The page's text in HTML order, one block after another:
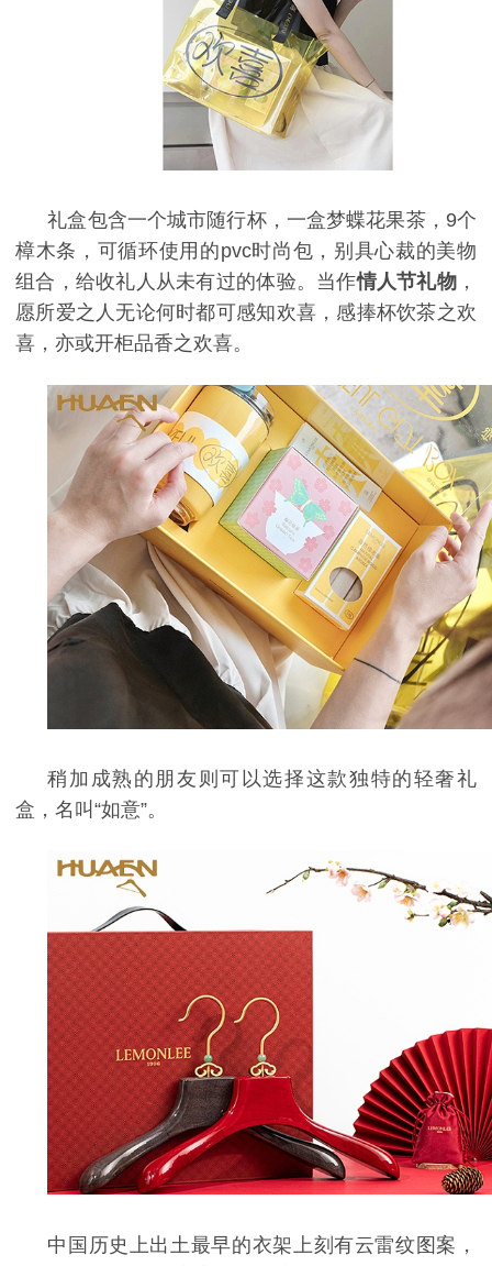
礼盒包含一个城市随行杯，一盒梦蝶花果茶，9个
樟木条，可循环使用的pvc时尚包，别具心裁的美物
组合，给收礼人从未有过的体验。当作情人节礼物 ，
愿所爱之人无论何时都可感知欢喜，感捧杯饮茶之欢
喜，亦或开柜品香之欢喜。
稍加成熟的朋友则可以选择这款独特的轻奢礼
盒，名叫“如意”。
中国历史上出土最早的衣架上刻有云雷纹图案，